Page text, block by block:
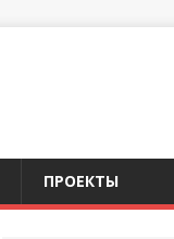
ПРОЕКТЫ